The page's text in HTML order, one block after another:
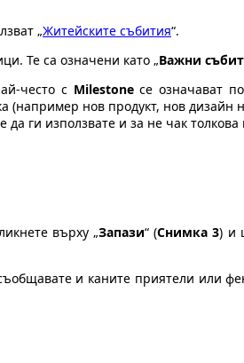
„Житейските събития“.
Те са означени като „Важни
често с Milestoneсе означават
нов продукт, нов дизайн
ги използвате и за не чак
върху „Запази“ (Снимка 3) и
и каните приятели или